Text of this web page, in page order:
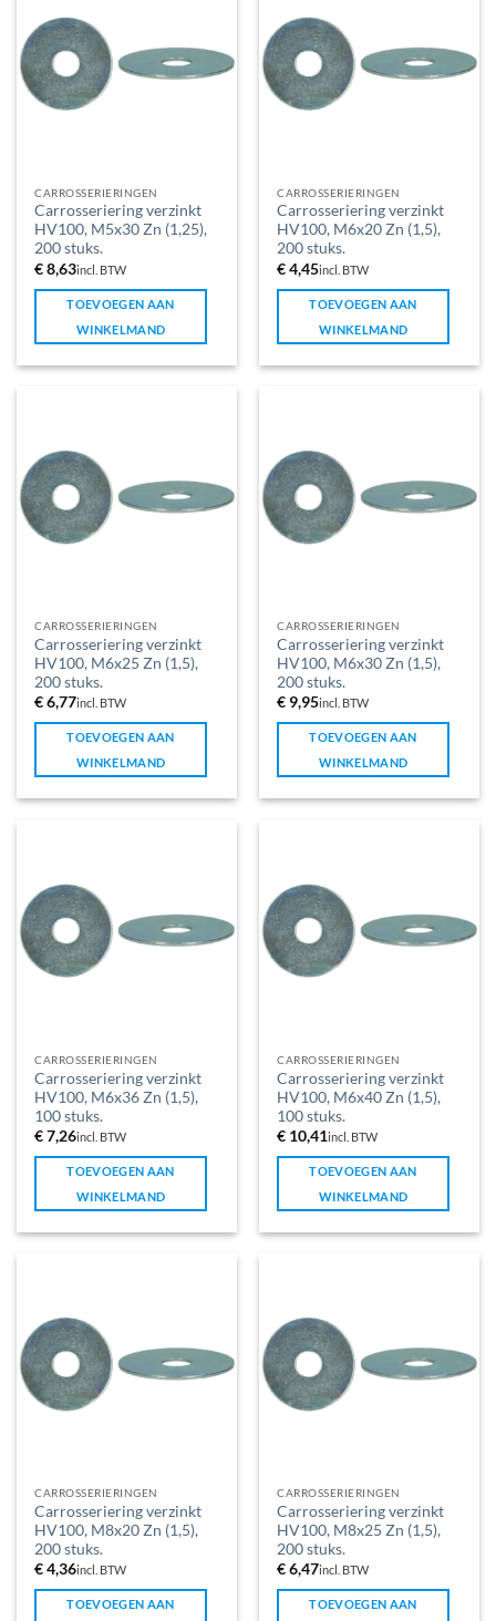
CARROSSERIERINGEN
Carrosseriering verzinkt
HV100, M5x30 Zn (1,25),
200 stuks.
€8,63incl. BTW
TOEVOEGEN AAN
WINKELMAND
CARROSSERIERINGEN
Carrosseriering verzinkt
HV100, M6x20 Zn (1,5),
200 stuks.
€4,45incl. BTW
TOEVOEGEN AAN
WINKELMAND
CARROSSERIERINGEN
Carrosseriering verzinkt
HV100, M6x25 Zn (1,5),
200 stuks.
€6,77incl. BTW
TOEVOEGEN AAN
WINKELMAND
CARROSSERIERINGEN
Carrosseriering verzinkt
HV100, M6x30 Zn (1,5),
200 stuks.
€ 9,95incl. BTW
TOEVOEGEN AAN
WINKELMAND
CARROSSERIERINGEN
Carrosseriering verzinkt
HV100, M6x36 Zn (1,5),
100 stuks.
€7,26incl. BTW
TOEVOEGEN AAN
WINKELMAND
CARROSSERIERINGEN
Carrosseriering verzinkt
HV100, M6x40 Zn (1,5),
100 stuks.
€ 10,41incl. BTW
TOEVOEGEN AAN
WINKELMAND
CARROSSERIERINGEN
Carrosseriering verzinkt
HV100, M8x20 Zn (1,5),
200 stuks.
€4,36incl. BTW
TOEVOEGEN AAN
CARROSSERIERINGEN
Carrosseriering verzinkt
HV100, M8x25 Zn (1,5),
200 stuks.
€6,47incl. BTW
TOEVOEGEN AAN